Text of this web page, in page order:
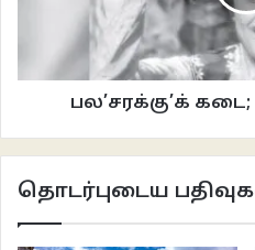
பல’சரக்கு’க்
தொடர்புடைய